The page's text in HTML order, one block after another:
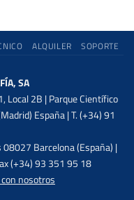
ALQUILER SOPORTE
SA
Local 2B | Parque Científico
España | T. (+34) 91
Barcelona (España) |
(+34) 93 351 95 18
nosotros